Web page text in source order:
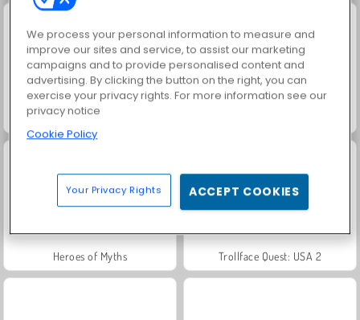
Masha and the Bear: Meadows
Heroes of Myths Trollface Quest: USA 2
We process your personal information to measure and
improve our sites and service, to assist our marketing
campaigns and to provide personalised content and
advertising. By clicking the button on the right, you can
exercise your privacy rights. For more information see our
privacy notice
Cookie Policy
Your Privacy Rights ACCEPT COOKIES